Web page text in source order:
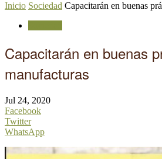
Inicio Sociedad Capacitarán en buenas
Capacitarán en buenas
manufacturas
Jul 24, 2020
Facebook
Twitter
WhatsApp